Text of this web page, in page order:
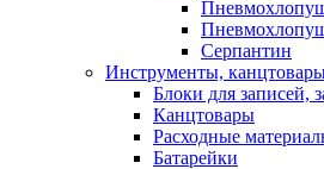
Серпантин
Инструменты,
Блоки для записей,
Канцтовары
Расходные
Батарейки